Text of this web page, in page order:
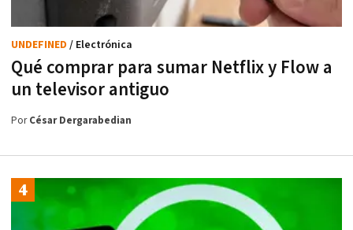
Qué comprar para sumar Netflix y Flow a
un televisor antiguo
UNDEFINED / Electrónica
PorCésar Dergarabedian